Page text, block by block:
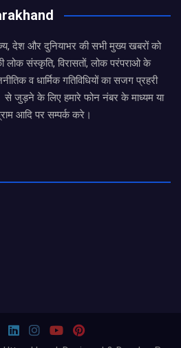
देश और दुनियाभर की सभी मुख्य खबरों को
लोक संस्कृति, विरासतों, लोक परंपराओ के
व धार्मिक गतिविधियों का सजग प्रहरी
से जुड़ने के लिए हमारे फोन नंबर के माध्यम या
आदि पर सम्पर्क करे।